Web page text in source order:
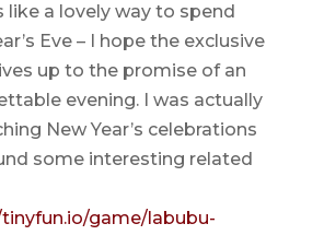
like a lovely way to spend
Eve – I hope the exclusive
up to the promise of an
evening. I was actually
New Year’s celebrations
some interesting related
game/labubu-